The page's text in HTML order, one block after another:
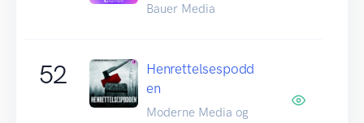
Bauer Media
52
Henrettelsespodd
en
Moderne Media og